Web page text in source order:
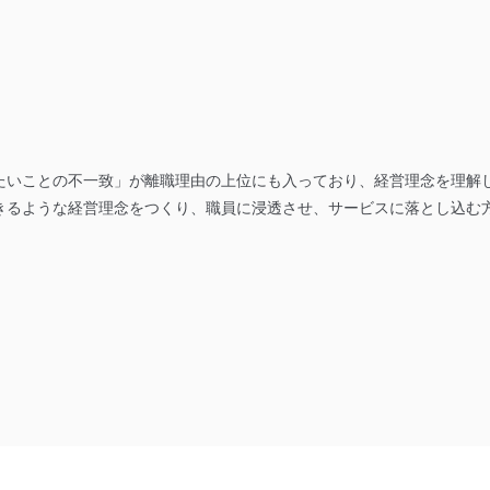
ことの不一致」が離職理由の上位にも入っており、経営理念を理
ような経営理念をつくり、職員に浸透させ、サービスに落とし込む